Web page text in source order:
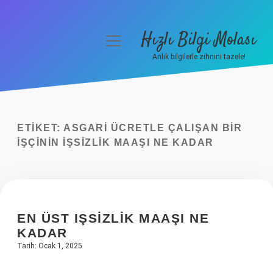
Yasal Uyarı
menüyüHızlı Bilgi Molası
Anlık bilgilerle zihnini tazele!
ETIKET: ASGARI ÜCRETLE ÇALIŞAN BIR
IŞÇININ IŞSIZLIK MAAŞI NE KADAR
EN ÜST IŞSIZLIK MAAŞI NE
KADAR
Tarih: Ocak 1, 2025